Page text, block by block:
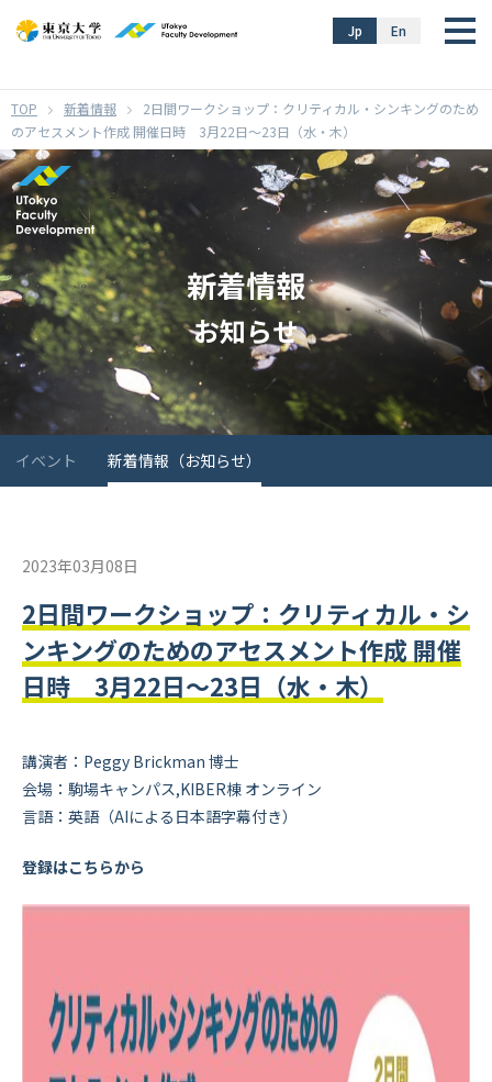
En
Jp
新着情報
2日間ワークショップ：クリティカル・シンキングのため
のアセスメント作成 開催日時 3月22日〜23日（水・木）
新着情報
お知らせ
イベント 新着情報（お知らせ）
2023年03月08日
2日間ワークショップ：クリティカル・シ
ンキングのためのアセスメント作成 開催
日時 3月22日〜23日（水・木）
講演者：Peggy Brickman 博士
会場：駒場キャンパス,KIBER棟 オンライン
言語：英語（AIによる日本語字幕付き）
登録はこちらから